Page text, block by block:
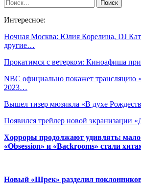
Интересное:
Ночная Москва: Юлия Корелина, DJ
другие…
Прокатимся с ветерком: Киноафиша
NBC официально покажет трансляцию
2023…
Вышел тизер мюзикла «В духе
Появился трейлер новой экранизации
Хорроры продолжают удивлять:
«Obsession» и «Backrooms» стали
Новый «Шрек» разделил